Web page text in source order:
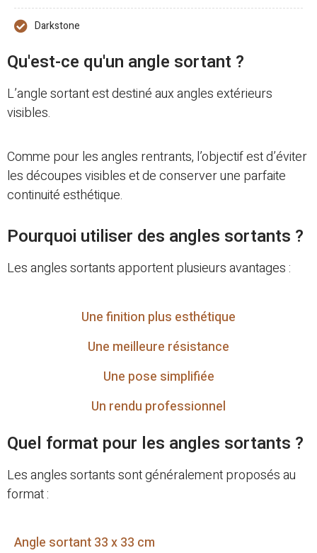
Darkstone
Qu'est-ce qu'un angle sortant ?
L’angle sortant est destiné aux angles extérieurs
visibles.
Comme pour les angles rentrants, l’objectif est d’éviter
les découpes visibles et de conserver une parfaite
continuité esthétique.
Pourquoi utiliser des angles sortants ?
Les angles sortants apportent plusieurs avantages :
Une finition plus esthétique
Une meilleure résistance
Une pose simplifiée
Un rendu professionnel
Quel format pour les angles sortants ?
Les angles sortants sont généralement proposés au
format :
Angle sortant 33 x 33 cm